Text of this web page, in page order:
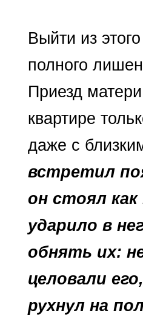
Выйти из
полного
Приезд
квартире
даже с
встретил
он стоял
ударило в
обнять их:
целовали
рухнул на